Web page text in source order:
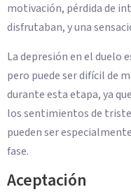
motivación, pérdida de
disfrutaban, y una
La depresión en el duelo
pero puede ser difícil de
durante esta etapa, ya
los sentimientos de
pueden ser
fase.
Aceptación